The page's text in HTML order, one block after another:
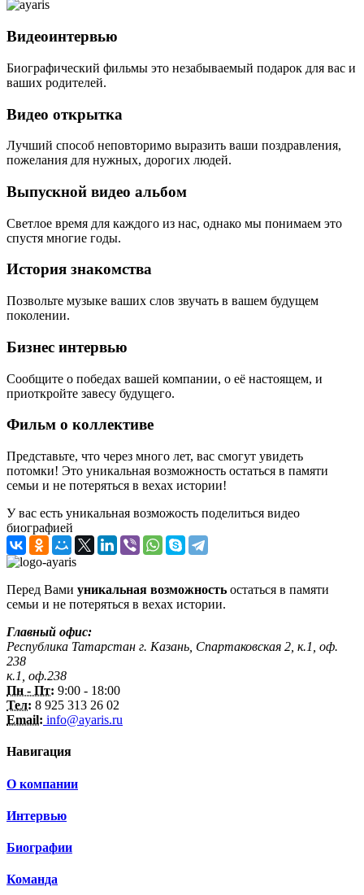
Видеоинтервью
Биографический фильмы это незабываемый подарок для вас и
ваших родителей.
Видео открытка
Лучший способ неповторимо выразить ваши поздравления,
пожелания для нужных, дорогих людей.
Выпускной видео альбом
Светлое время для каждого из нас, однако мы понимаем это
спустя многие годы.
История знакомства
Позвольте музыке ваших слов звучать в вашем будущем
поколении.
Бизнес интервью
Сообщите о победах вашей компании, о её настоящем, и
приоткройте завесу будущего.
Фильм о коллективе
Представьте, что через много лет, вас смогут увидеть
потомки! Это уникальная возможность остаться в памяти
семьи и не потеряться в вехах истории!
У вас есть уникальная возможость поделиться видео
биографией
Перед Вами уникальная возможность остаться в памяти
семьи и не потеряться в вехах истории.
Главный офис:
Республика Татарстан г. Казань, Спартаковская 2, к.1, оф.
238
к.1, оф.238
Пн - Пт: 9:00 - 18:00
Тел: 8 925 313 26 02
Email: info@ayaris.ru
Навигация
О компании
Интервью
Биографии
Команда